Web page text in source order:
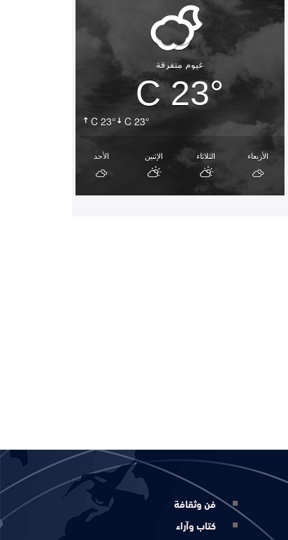
23° C 23° C
غيوم متفرقة
23° C
الأحد الإثنين الثلاثاء الأربعاء
فن وثقافة
كتاب وآراء